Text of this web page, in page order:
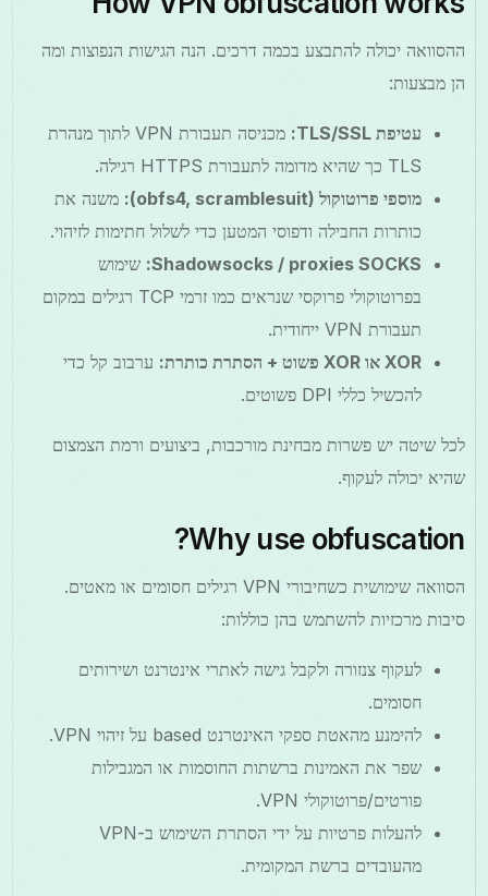
ההסוואה יכולה להתבצע בכמה דרכים. הנה הגישות הנפוצות ומה
הן מבצעות:
עטיפת TLS/SSL:
מכניסה תעבורת VPN לתוך מנהרת
TLS כך שהיא מדומה לתעבורת HTTPS רגילה.
מוספי פרוטוקול (obfs4, scramblesuit):
משנה את
כותרות החבילה ודפוסי המטען כדי לשלול חתימות לזיהוי.
Shadowsocks / proxies SOCKS: שימוש
בפרוטוקולי פרוקסי שנראים כמו זרמי TCP רגילים במקום
תעבורת VPN ייחודית.
XOR או XOR פשוט + הסתרת כותרת:
ערבוב קל כדי
להכשיל כללי DPI פשוטים.
לכל שיטה יש פשרות מבחינת מורכבות, ביצועים ורמת הצמצום
שהיא יכולה לעקוף.
Why use obfuscation?
הסוואה שימושית כשחיבורי VPN רגילים חסומים או מאטים.
סיבות מרכזיות להשתמש בהן כוללות:
לעקוף צנזורה ולקבל גישה לאתרי אינטרנט ושירותים
חסומים.
להימנע מהאטת ספקי האינטרנט based על זיהוי VPN.
שפר את האמינות ברשתות החוסמות או המגבילות
פורטים/פרוטוקולי VPN.
להעלות פרטיות על ידי הסתרת השימוש ב-VPN
מהעובדים ברשת המקומית.